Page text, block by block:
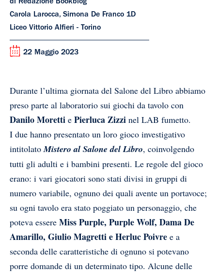
di Redazione Bookblog
Carola Larocca, Simona De Franco 1D
Liceo Vittorio Alfieri - Torino
22 Maggio 2023
Durante l’ultima giornata del Salone del Libro abbiamo
preso parte al laboratorio sui giochi da tavolo con
Danilo Moretti e Pierluca Zizzi nel LAB fumetto.
I due hanno presentato un loro gioco investigativo
intitolato Mistero al Salone del Libro, coinvolgendo
tutti gli adulti e i bambini presenti. Le regole del gioco
erano: i vari giocatori sono stati divisi in gruppi di
numero variabile, ognuno dei quali avente un portavoce;
su ogni tavolo era stato poggiato un personaggio, che
poteva essere Miss Purple, Purple Wolf, Dama De
Amarillo, Giulio Magretti e Herluc Poivre e a
seconda delle caratteristiche di ognuno si potevano
porre domande di un determinato tipo. Alcune delle